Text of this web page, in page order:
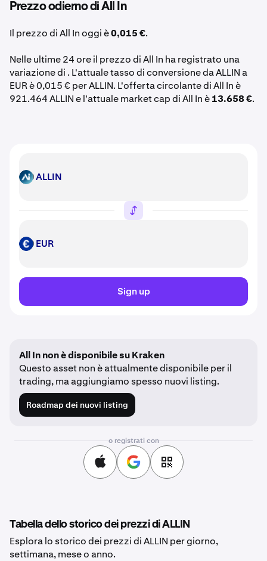
Prezzo odierno di All In
Il prezzo di All In oggi è0,015 €.
Nelle ultime 24 ore il prezzo di All In ha registrato una
variazione di . L'attuale tasso di conversione da ALLIN a
EUR è 0,015 € per ALLIN. L'offerta circolante di All In è
921.464 ALLIN e l'attuale market cap di All In è13.658 €.
ALLIN ALLIN
EUR EUR
Sign up
All In non è disponibile su Kraken
Questo asset non è attualmente disponibile per il
trading, ma aggiungiamo spesso nuovi listing.
Roadmap dei nuovi listing
o registrati con
Tabella dello storico dei prezzi di ALLIN
Esplora lo storico dei prezzi di ALLIN per giorno,
settimana, mese o anno.